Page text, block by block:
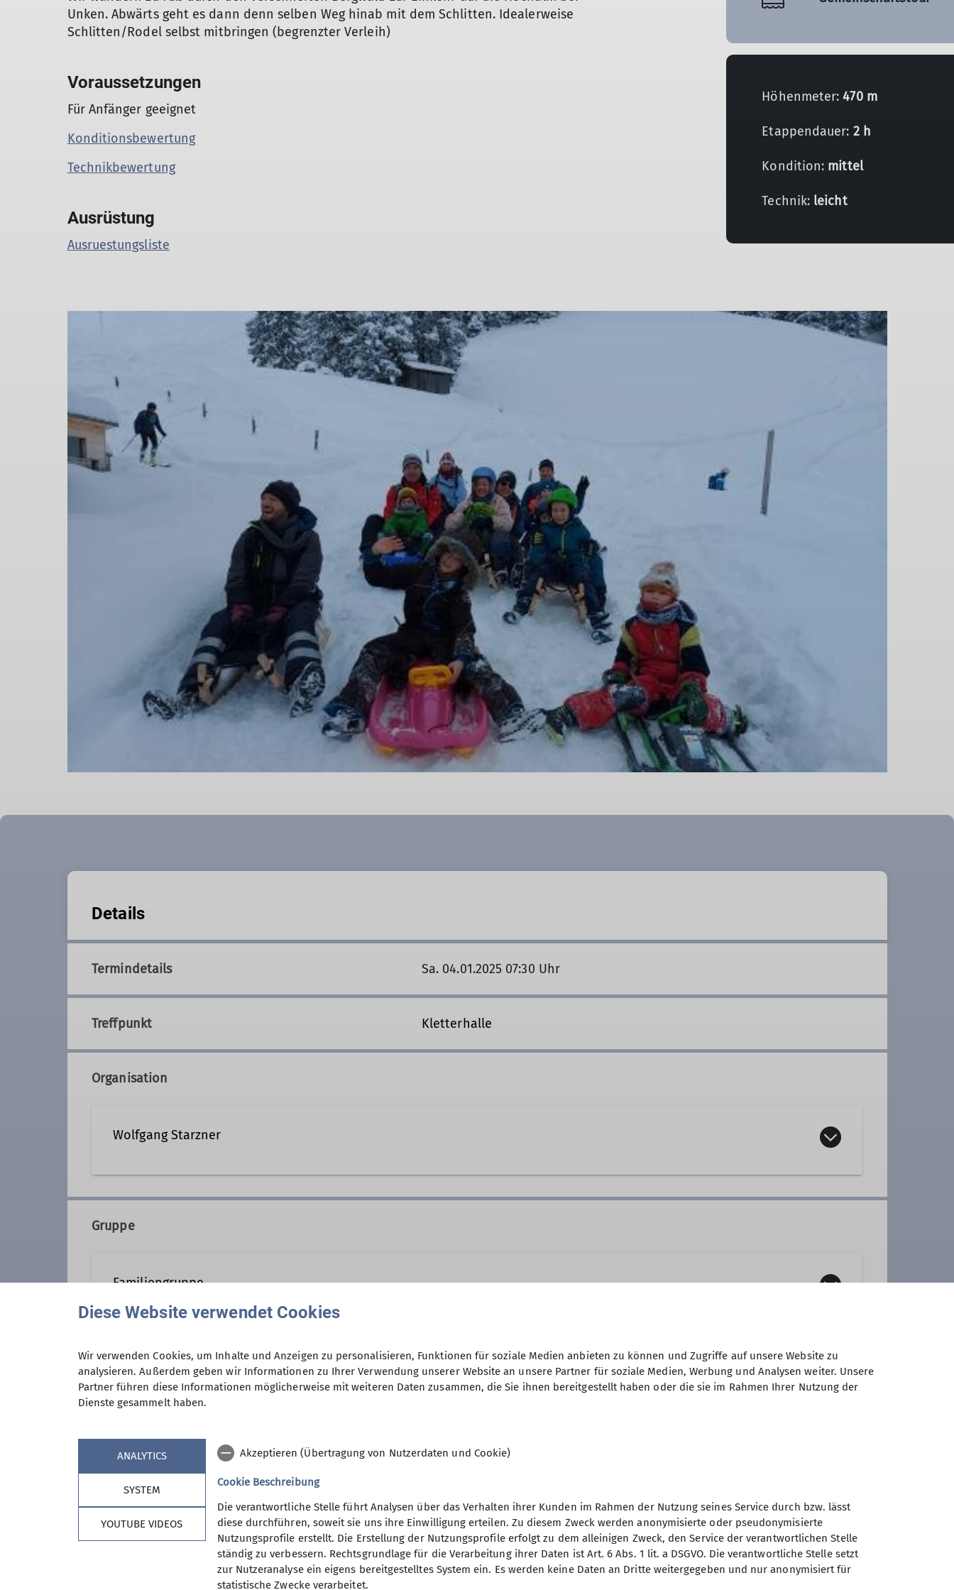
Unken. Abwärts geht es dann denn selben Weg hinab mit dem Schlitten. Idealerweise
Schlitten/Rodel selbst mitbringen (begrenzter Verleih)
Voraussetzungen
Für Anfänger geeignet
Konditionsbewertung
Technikbewertung
Ausrüstung
Ausruestungsliste
Höhenmeter:470 m
Etappendauer: 2 h
Kondition: mittel
Technik: leicht
Details
Termindetails Sa. 04.01.2025 07:30 Uhr
Treffpunkt Kletterhalle
Organisation
Wolfgang Starzner
Familiengruppenleiter*in Kletterbetreuer*in Breitensport Gruppenleiter Kletterbetreuer
Gruppe
Familiengruppe
können alle Mütter, Väter, Omas, Opas usw. mit ihren Kindern oder Enkeln an den Touren teilnehmen.
Anmeldung ab / bis
01.12.2024 / 03.01.2025
Aktuelles
Kurse
Nützliches
Sektion Gangkofen des
Deutschen Alpenvereins e.V.
Jahnstraße 1
Diese Website verwendet Cookies
Wir verwenden Cookies, um Inhalte und Anzeigen zu personalisieren, Funktionen für soziale Medien anbieten zu können und Zugriffe auf unsere Website zu
analysieren. Außerdem geben wir Informationen zu Ihrer Verwendung unserer Website an unsere Partner für soziale Medien, Werbung und Analysen weiter. Unsere
Partner führen diese Informationen möglicherweise mit weiteren Daten zusammen, die Sie ihnen bereitgestellt haben oder die sie im Rahmen Ihrer Nutzung der
Dienste gesammelt haben.
ANALYTICS
SYSTEM
YOUTUBE VIDEOS
Akzeptieren (Übertragung von Nutzerdaten und Cookie)
Cookie Beschreibung
Die verantwortliche Stelle führt Analysen über das Verhalten ihrer Kunden im Rahmen der Nutzung seines Service durch bzw. lässt
diese durchführen, soweit sie uns ihre Einwilligung erteilen. Zu diesem Zweck werden anonymisierte oder pseudonymisierte
Nutzungsprofile erstellt. Die Erstellung der Nutzungsprofile erfolgt zu dem alleinigen Zweck, den Service der verantwortlichen Stelle
ständig zu verbessern. Rechtsgrundlage für die Verarbeitung ihrer Daten ist Art. 6 Abs. 1 lit. a DSGVO. Die verantwortliche Stelle setzt
zur Nutzeranalyse ein eigens bereitgestelltes System ein. Es werden keine Daten an Dritte weitergegeben und nur anonymisiert für
statistische Zwecke verarbeitet.